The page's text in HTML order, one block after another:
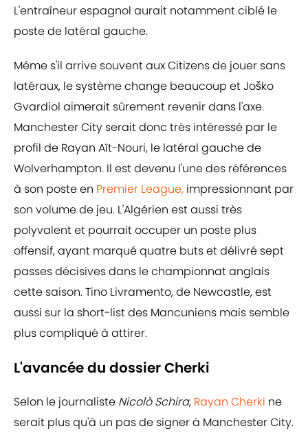
L'entraîneur espagnol aurait notamment ciblé le
poste de latéral gauche.
Même s'il arrive souvent aux Citizens de jouer sans
latéraux, le système change beaucoup et Joško
Gvardiol aimerait sûrement revenir dans l'axe.
Manchester City serait donc très intéressé par le
profil de Rayan Aït-Nouri, le latéral gauche de
Wolverhampton. Il est devenu l'une des références
à son poste en Premier League, impressionnant par
son volume de jeu. L'Algérien est aussi très
polyvalent et pourrait occuper un poste plus
offensif, ayant marqué quatre buts et délivré sept
passes décisives dans le championnat anglais
cette saison. Tino Livramento, de Newcastle, est
aussi sur la short-list des Mancuniens mais semble
plus compliqué à attirer.
L'avancée du dossier Cherki
Selon le journaliste Nicolò Schira, Rayan Cherki ne
serait plus qu'à un pas de signer à Manchester City.